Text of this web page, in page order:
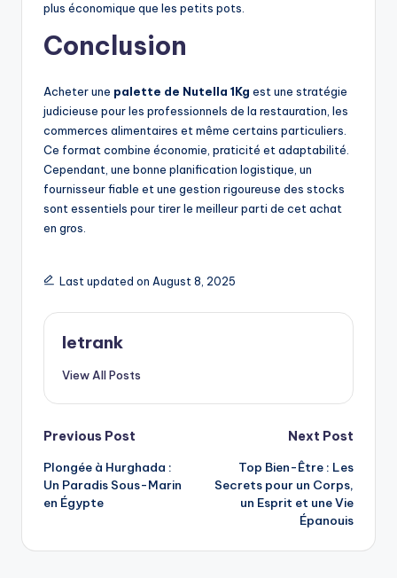
plus économique que les petits pots.
Conclusion
Acheter une palette de Nutella 1Kg est une stratégie
judicieuse pour les professionnels de la restauration, les
commerces alimentaires et même certains particuliers.
Ce format combine économie, praticité et adaptabilité.
Cependant, une bonne planification logistique, un
fournisseur fiable et une gestion rigoureuse des stocks
sont essentiels pour tirer le meilleur parti de cet achat
en gros.
Last updated on August 8, 2025
letrank
View All Posts
Post
navigation
Previous Post
Plongée à Hurghada :
Un Paradis Sous-Marin
en Égypte
Next Post
Top Bien-Être : Les
Secrets pour un Corps,
un Esprit et une Vie
Épanouis